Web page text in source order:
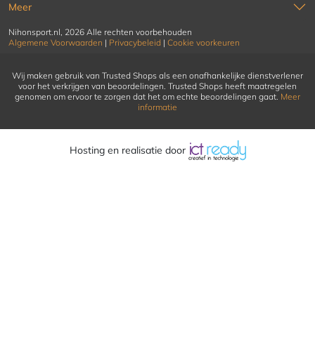
Meer
Nihonsport.nl, 2026 Alle rechten voorbehouden
Algemene Voorwaarden | Privacybeleid | Cookie voorkeuren
Wij maken gebruik van Trusted Shops als een onafhankelijke dienstverlener
voor het verkrijgen van beoordelingen. Trusted Shops heeft maatregelen
genomen om ervoor te zorgen dat het om echte beoordelingen gaat. Meer
informatie
Hosting en realisatie door